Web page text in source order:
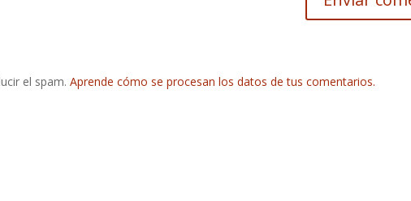
el spam.Aprende cómo se procesan los datos de tus comentarios.